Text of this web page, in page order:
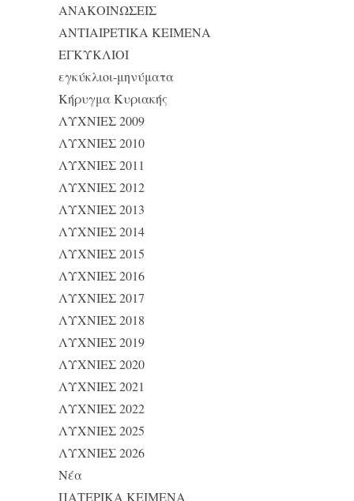
ΑΝΑΚΟΙΝΩΣΕΙΣ
ΑΝΤΙΑΙΡΕΤΙΚΑ ΚΕΙΜΕΝΑ
ΕΓΚΥΚΛΙΟΙ
εγκύκλιοι-μηνύματα
Κήρυγμα Κυριακής
ΛΥΧΝΙΕΣ 2009
ΛΥΧΝΙΕΣ 2010
ΛΥΧΝΙΕΣ 2011
ΛΥΧΝΙΕΣ 2012
ΛΥΧΝΙΕΣ 2013
ΛΥΧΝΙΕΣ 2014
ΛΥΧΝΙΕΣ 2015
ΛΥΧΝΙΕΣ 2016
ΛΥΧΝΙΕΣ 2017
ΛΥΧΝΙΕΣ 2018
ΛΥΧΝΙΕΣ 2019
ΛΥΧΝΙΕΣ 2020
ΛΥΧΝΙΕΣ 2021
ΛΥΧΝΙΕΣ 2022
ΛΥΧΝΙΕΣ 2025
ΛΥΧΝΙΕΣ 2026
Νέα
ΠΑΤΕΡΙΚΑ ΚΕΙΜΕΝΑ